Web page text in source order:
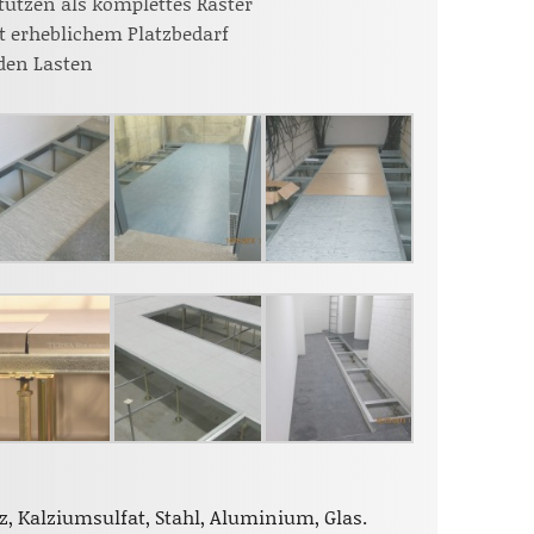
Platzbedarf
Lasten
Kalziumsulfat, Stahl, Aluminium, Glas.